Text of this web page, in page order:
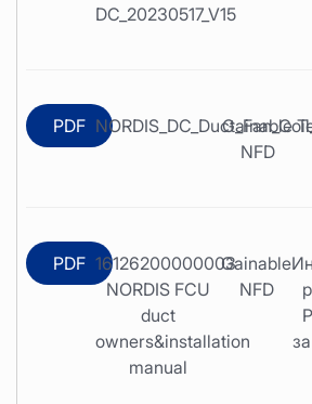
DC_20230517_V15
PDF
Gainable
NFD
PDF 16126200000003
NORDIS FCU
duct
owners&installation
manual
Gainable
NFD